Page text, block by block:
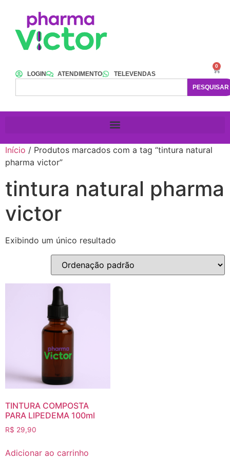
LOGIN ATENDIMENTO
TELEVENDAS
PESQUISAR
0
Início / Produtos marcados com a tag “tintura natural
pharma victor”
tintura natural pharma
victor
Exibindo um único resultado
TINTURA COMPOSTA
PARA LIPEDEMA 100ml
R$ 29,90
Adicionar ao carrinho